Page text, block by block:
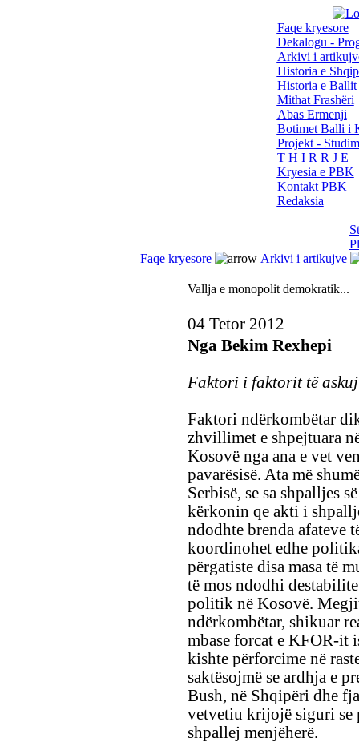
Faqe kryesore
Dekalogu -
Arkivi i
Historia e
Historia e Ballit
Mithat Frashëri
Abas Ermenji
Botimet Balli i
Projekt -
T H I R R J E
Kryesia e PBK
Kontakt PBK
Redaksia
Faqe kryesore
Arkivi i artikujve
Vallja e monopolit demokratik...
04 Tetor 2012
Nga Bekim Rexhepi
Faktori i faktorit të
Faktori ndërkombëtar
zhvillimet e shpejtuara
Kosovë nga ana e vet
pavarësisë. Ata më
Serbisë, se sa shpalljes
kërkonin qe akti i
ndodhte brenda afateve
koordinohet edhe
përgatiste disa masa të
të mos ndodhi
politik në Kosovë.
ndërkombëtar, shikuar
mbase forcat e KFOR-it
kishte përforcime në
saktësojmë se ardhja e
Bush, në Shqipëri dhe
vetvetiu krijojë siguri se
shpallej menjëherë.